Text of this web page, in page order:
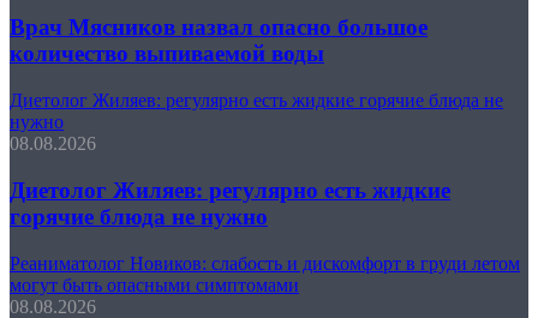
Врач Мясников назвал опасно большое
количество выпиваемой воды
Диетолог Жиляев: регулярно есть жидкие горячие блюда не
нужно
08.08.2026
Диетолог Жиляев: регулярно есть жидкие
горячие блюда не нужно
Реаниматолог Новиков: слабость и дискомфорт в груди летом
могут быть опасными симптомами
08.08.2026